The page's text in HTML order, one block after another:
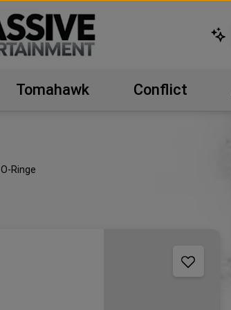
Tomahawk Conflict
O-Ringe